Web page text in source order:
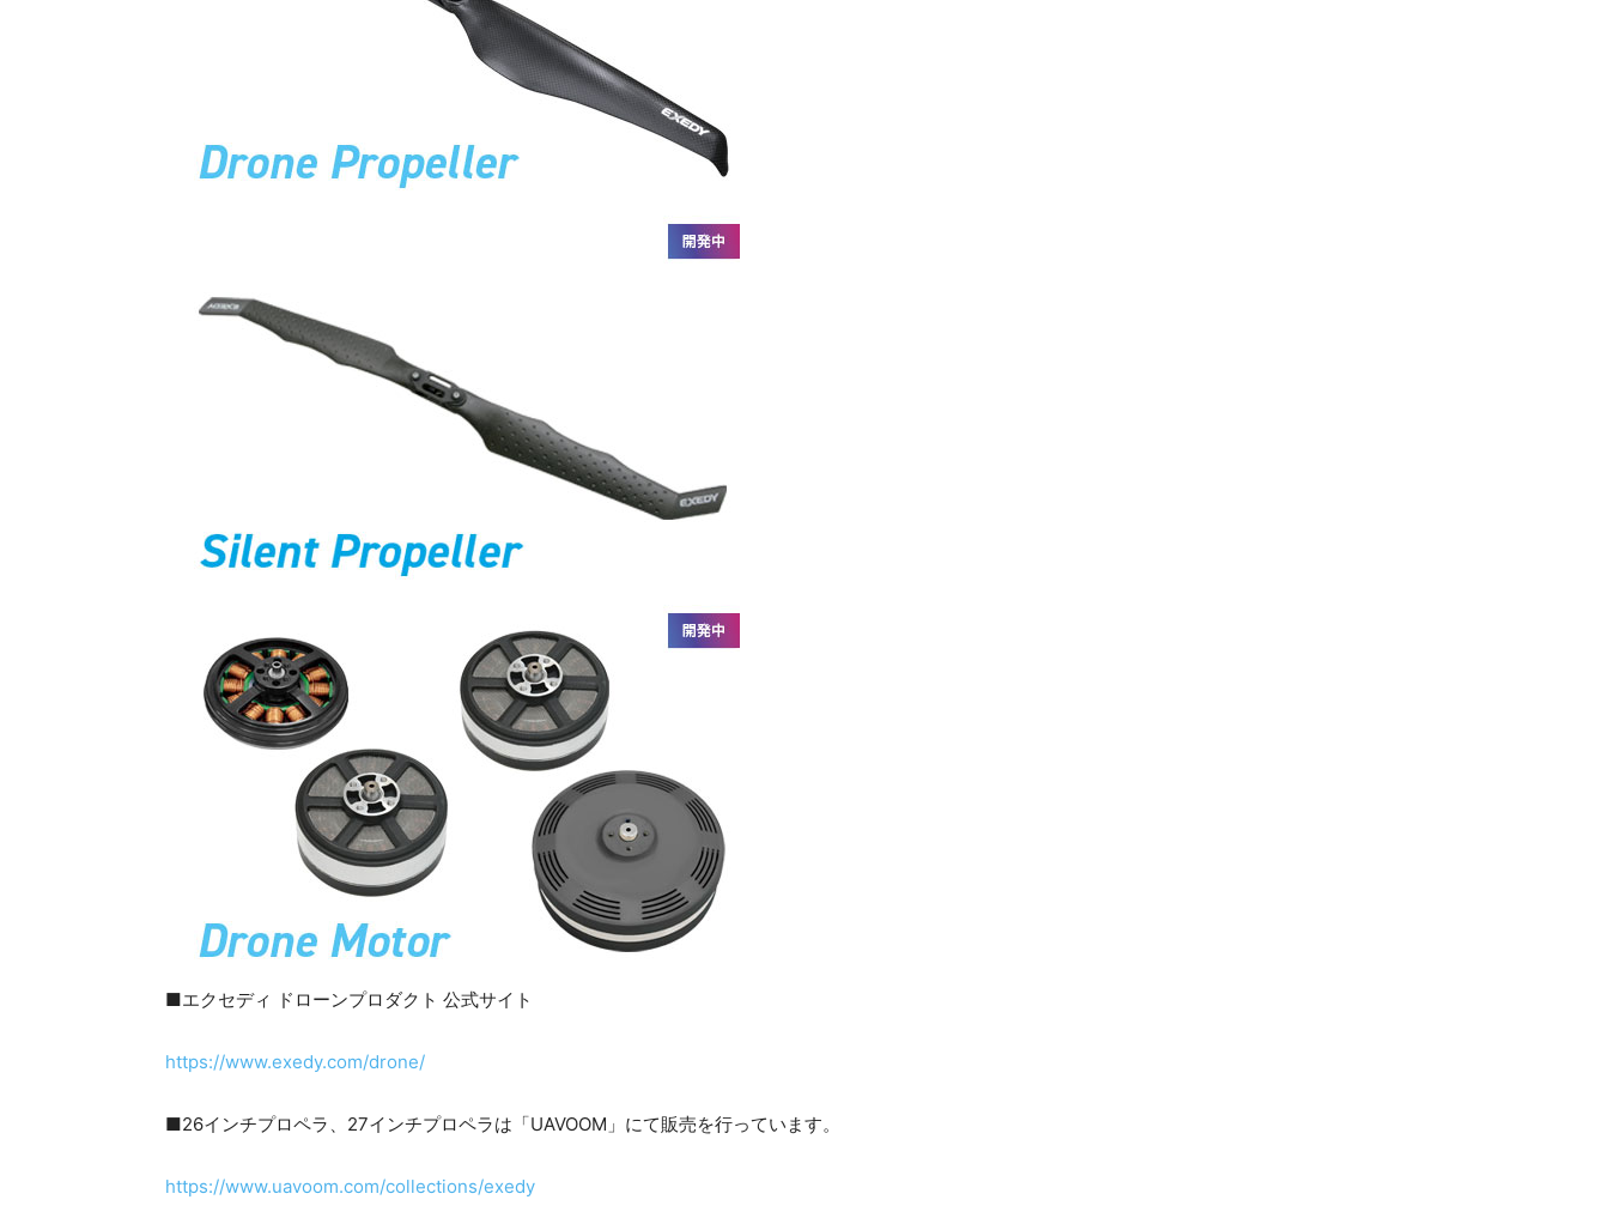
■エクセディ ドローンプロダクト 公式サイト
https://www.exedy.com/drone/
■26インチプロペラ、27インチプロペラは「UAVOOM」にて販売を行っています。
https://www.uavoom.com/collections/exedy